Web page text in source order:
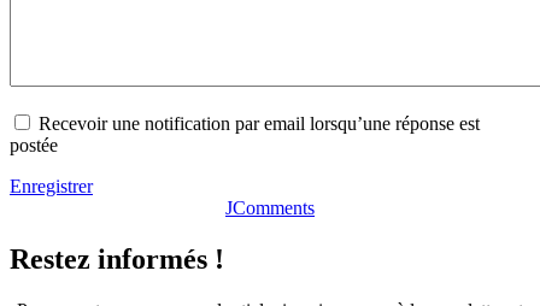
Recevoir une notification par email lorsqu’une réponse est
postée
Enregistrer
JComments
Restez informés !